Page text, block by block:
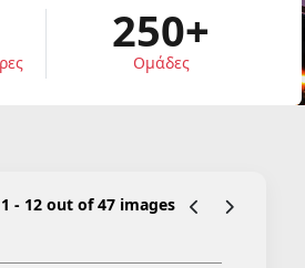
250+
Ομάδες
- 12 out of 47 images